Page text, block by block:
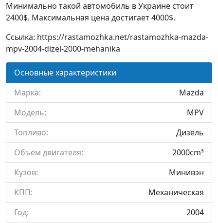
Минимально такой автомобиль в Украине стоит
2400$. Максимальная цена достигает 4000$.
Ссылка: https://rastamozhka.net/rastamozhka-mazda-
mpv-2004-dizel-2000-mehanika
Основные характеристики
Марка:
Mazda
Модель:
MPV
Топливо:
Дизель
Объем двигателя:
2000cm³
Кузов:
Минивэн
КПП:
Механическая
Год:
2004